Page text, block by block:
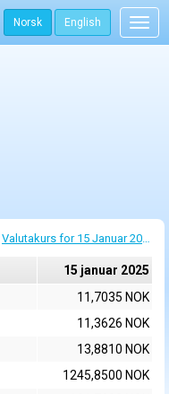
Norsk English
Valutakurs for 15 Januar 2025
15 januar 2025
11,7035 NOK
11,3626 NOK
13,8810 NOK
1245,8500 NOK